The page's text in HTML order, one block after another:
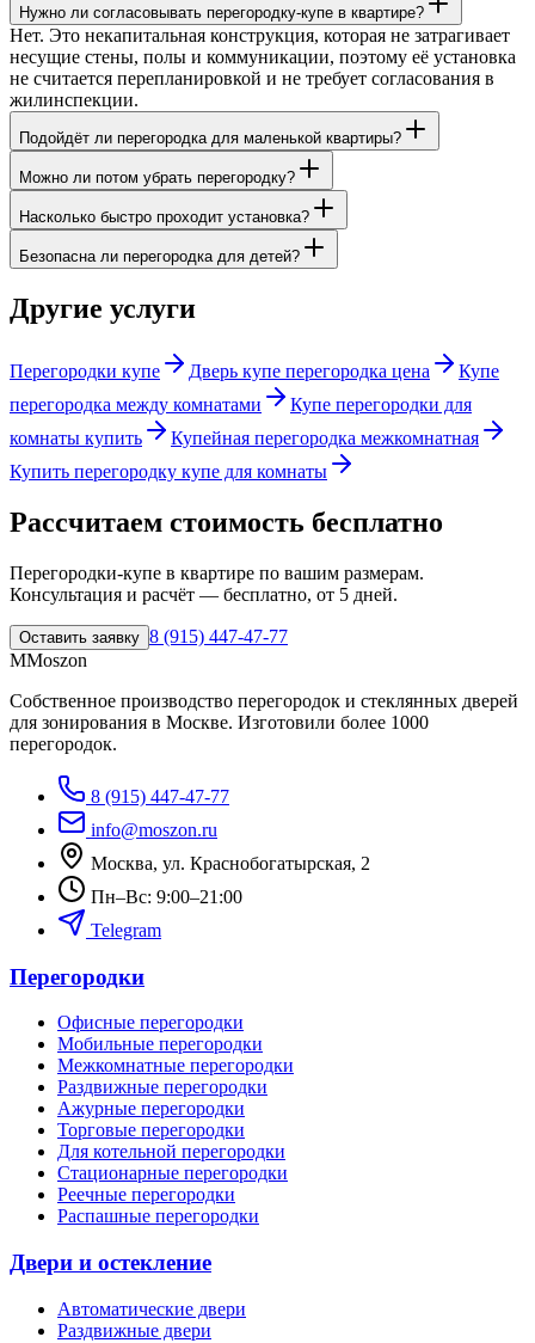
Нужно ли согласовывать перегородку-купе в квартире?
Нет. Это некапитальная конструкция, которая не затрагивает
несущие стены, полы и коммуникации, поэтому её установка
не считается перепланировкой и не требует согласования в
жилинспекции.
Подойдёт ли перегородка для маленькой квартиры?
Можно ли потом убрать перегородку?
Насколько быстро проходит установка?
Безопасна ли перегородка для детей?
Другие услуги
Перегородки купе Дверь купе перегородка цена
Купе
перегородка между комнатами
Купе перегородки для
комнаты купить
Купейная перегородка межкомнатная
Купить перегородку купе для комнаты
Рассчитаем стоимость бесплатно
Перегородки-купе в квартире по вашим размерам.
Консультация и расчёт — бесплатно, от 5 дней.
Оставить заявку 8 (915) 447-47-77
MMoszon
Собственное производство перегородок и стеклянных дверей
для зонирования в Москве. Изготовили более 1000
перегородок.
8 (915) 447-47-77
info@moszon.ru
Москва, ул. Краснобогатырская, 2
Пн–Вс: 9:00–21:00
Telegram
Перегородки
Офисные перегородки
Мобильные перегородки
Межкомнатные перегородки
Раздвижные перегородки
Ажурные перегородки
Торговые перегородки
Для котельной перегородки
Стационарные перегородки
Реечные перегородки
Распашные перегородки
Двери и остекление
Автоматические двери
Раздвижные двери